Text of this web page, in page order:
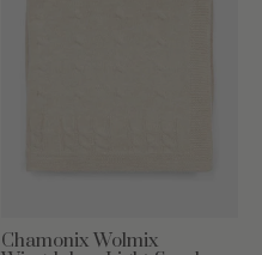
Chamonix Wolmix